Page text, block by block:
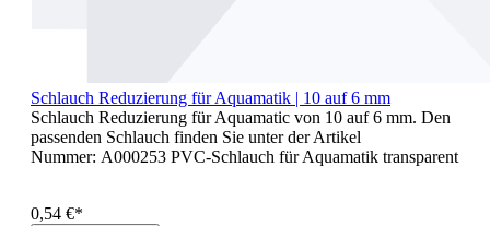
Schlauch Reduzierung für Aquamatik | 10 auf 6 mm
Schlauch Reduzierung für Aquamatic von 10 auf 6 mm. Den
passenden Schlauch finden Sie unter der Artikel
Nummer: A000253 PVC-Schlauch für Aquamatik transparent
0,54 €*